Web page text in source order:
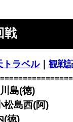
戦
トラベル｜ 観戦
島(徳)
松島西(阿)
(徳)